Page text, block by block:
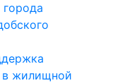
города
жилищной